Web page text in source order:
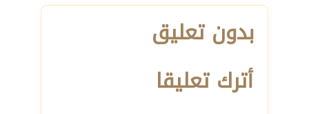
بدون تعليق
أترك تعليقا